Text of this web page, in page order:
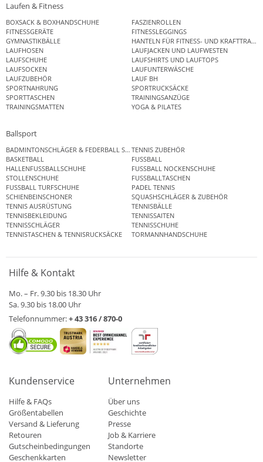
Laufen & Fitness
BOXSACK & BOXHANDSCHUHE
FASZIENROLLEN
FITNESSGERÄTE
FITNESSLEGGINGS
GYMNASTIKBÄLLE
HANTELN FÜR FITNESS- UND
LAUFHOSEN
LAUFJACKEN UND LAUFWESTEN
LAUFSCHUHE
LAUFSHIRTS UND LAUFTOPS
LAUFSOCKEN
LAUFUNTERWÄSCHE
LAUFZUBEHÖR
LAUF BH
SPORTNAHRUNG
SPORTRUCKSÄCKE
SPORTTASCHEN
TRAININGSANZÜGE
TRAININGSMATTEN
YOGA & PILATES
Ballsport
BADMINTONSCHLÄGER & FEDERBALL SETSTENNIS ZUBEHÖR
BASKETBALL
FUSSBALL
HALLENFUSSBALLSCHUHE
FUSSBALL NOCKENSCHUHE
STOLLENSCHUHE
FUSSBALLTASCHEN
FUSSBALL TURFSCHUHE
PADEL TENNIS
SCHIENBEINSCHONER
SQUASHSCHLÄGER & ZUBEHÖR
TENNIS AUSRÜSTUNG
TENNISBÄLLE
TENNISBEKLEIDUNG
TENNISSAITEN
TENNISSCHLÄGER
TENNISSCHUHE
TENNISTASCHEN & TENNISRUCKSÄCKE
TORMANNHANDSCHUHE
Hilfe & Kontakt
Mo. – Fr. 9.30 bis 18.30 Uhr
Sa. 9.30 bis 18.00 Uhr
Telefonnummer:+ 43 316 / 870-0
Kundenservice
Hilfe & FAQs
Größentabellen
Versand & Lieferung
Retouren
Gutscheinbedingungen
Geschenkkarten
Unternehmen
Über uns
Geschichte
Presse
Job & Karriere
Standorte
Newsletter